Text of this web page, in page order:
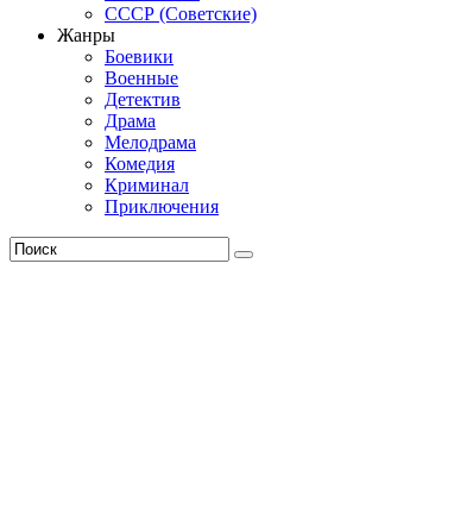
СССР (Советские)
Жанры
Боевики
Военные
Детектив
Драма
Мелодрама
Комедия
Криминал
Приключения